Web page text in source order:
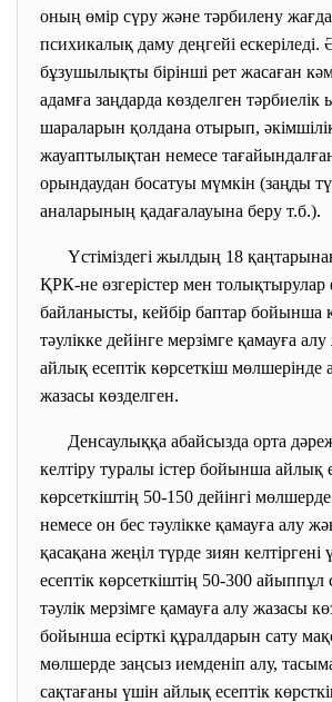
оның өмір сүру және тәрбилену
психикалық даму деңгейі ескеріледі.
бұзушылықты бірінші рет жасаған
адамға заңдарда көзделген тәрбиелік
шараларын қолдана отырып,
жауаптылықтан немесе
орындаудан босатуы мүмкін (заңды
аналарының қадағалауына беру т.б.).
Үстіміздегі жылдың 18
ҚРК-не өзгерістер мен толықтырулар
байланысты, кейбір баптар бойынша
тәулікке дейінге мерзімге қамауға
айлық есептік көрсеткіш мөлшерінде
жазасы көзделген.
Денсаулыққа абайсызда орта
келтіру туралы істер бойынша айлық
көрсеткіштің 50-150 дейінгі
немесе он бес тәулікке қамауға алу
қасақана жеңіл түрде зиян
есептік көрсеткіштің 50-300 айыппұл
тәулік мерзімге қамауға алу жазасы
бойынша есірткі құралдарын сату
мөлшерде заңсыз иемденіп алу,
сақтағаны үшін айлық есептік